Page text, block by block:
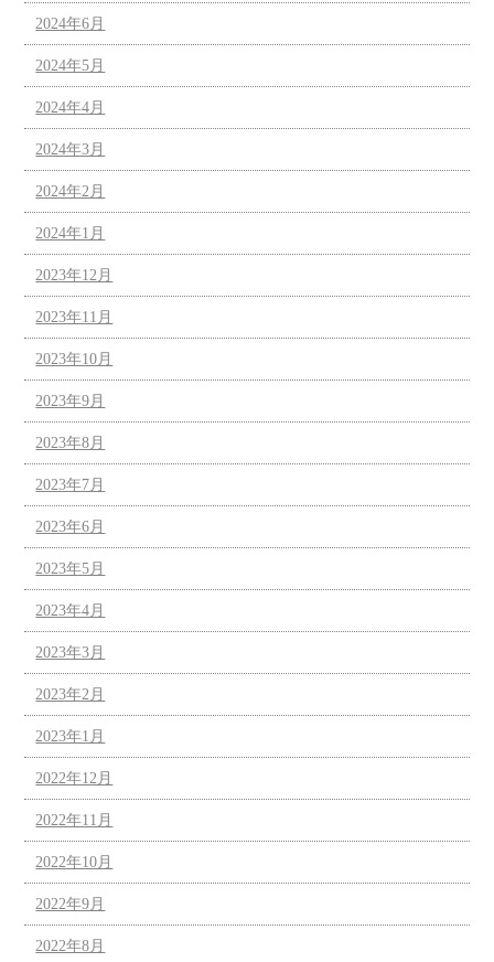
2024年6月
2024年5月
2024年4月
2024年3月
2024年2月
2024年1月
2023年12月
2023年11月
2023年10月
2023年9月
2023年8月
2023年7月
2023年6月
2023年5月
2023年4月
2023年3月
2023年2月
2023年1月
2022年12月
2022年11月
2022年10月
2022年9月
2022年8月